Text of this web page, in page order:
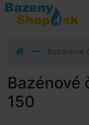
Prejsť k navigácii
Prejsť na obsah
Prejsť k bočnému
Bazénové
Bazénové
150